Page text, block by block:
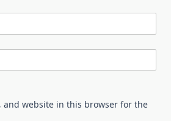
and website in this browser for the